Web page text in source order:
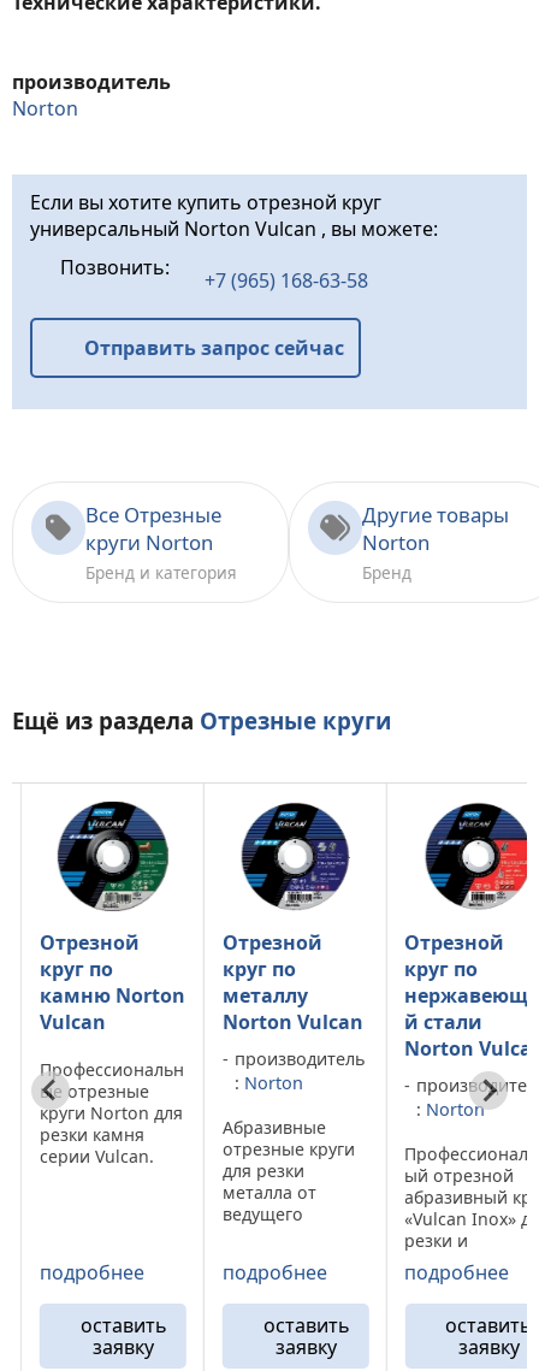
производитель
Norton
Если вы хотите купить отрезной круг
универсальный Norton Vulcan , вы можете:
Позвонить:
+7 (965) 168-63-58
Отправить запрос сейчас
Все Отрезные
круги Norton
Бренд и категория
Другие товары
Norton
Бренд
Ещё из раздела Отрезные круги
по
Norton
отрезные
Norton для
камня
Vulcan.
Vulcan
оставить
заявку
Отрезной
круг по
металлу
Norton Vulcan
производитель
:
Norton
Абразивные
отрезные круги
для резки
металла от
ведущего
«Norton».
Профессиональн
отрезных кругов
Norton Vulcan по
подробнее
оставить
заявку
Отрезной
круг по
нержавеюще
й стали
Norton Vulcan
производитель
Norton
Профессиональн
ый отрезной
абразивный круг
«Vulcan Inox» для
резки и
изделий из
нержавеющей
стали. Отрезные
круги Vulcan Inox
подробнее
оставить
заявку